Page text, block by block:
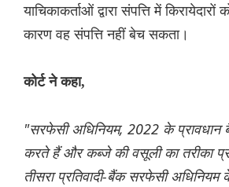
याचिकाकर्ताओं द्वारा संपत्ति में
कारण वह संपत्ति नहीं बेच सकता।
कोर्ट ने कहा,
"सरफेसी अधिनियम, 2022 के प्रावधान
करते हैं और कब्जे की वसूली का तरीका
तीसरा प्रतिवादी-बैंक सरफेसी अधिनियम